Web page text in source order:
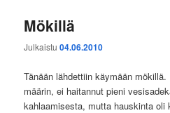
Mökillä
Julkaistu04.06.2010
Tänään lähdettiin käymään
määrin, ei haitannut pieni
kahlaamisesta, mutta hauskinta oli